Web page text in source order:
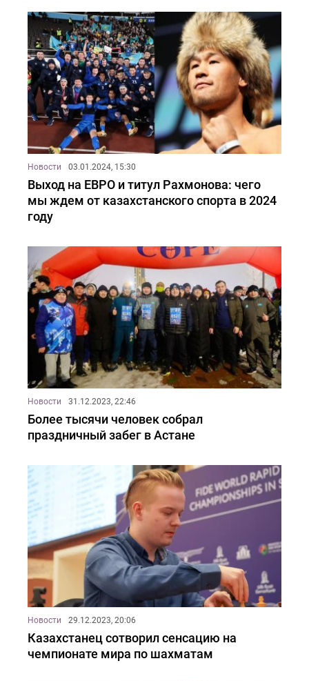
Новости 03.01.2024, 15:30
Выход на ЕВРО и титул Рахмонова: чего
мы ждем от казахстанского спорта в 2024
году
Новости 31.12.2023, 22:46
Более тысячи человек собрал
праздничный забег в Астане
Новости 29.12.2023, 20:06
Казахстанец сотворил сенсацию на
чемпионате мира по шахматам